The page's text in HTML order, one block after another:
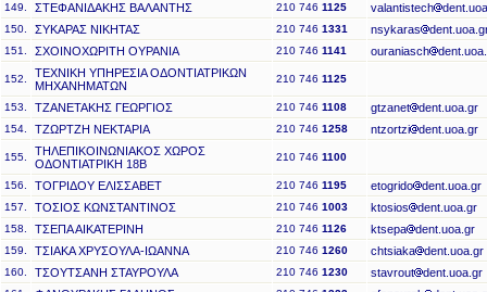
149. ΣΤΕΦΑΝΙΔΑΚΗΣ ΒΑΛΑΝΤΗΣ 210 746 1125 valantistech
150. ΣΥΚΑΡΑΣ ΝΙΚΗΤΑΣ 210 746 1331 nsykaras
151. ΣΧΟΙΝΟΧΩΡΙΤΗ ΟΥΡΑΝΙΑ 210 746 1141 ouraniasch
152.
ΤΕΧΝΙΚΗ ΥΠΗΡΕΣΙΑ ΟΔΟΝΤΙΑΤΡΙΚΩΝ
ΜΗΧΑΝΗΜΑΤΩΝ
210 746 1125
153. ΤΖΑΝΕΤΑΚΗΣ ΓΕΩΡΓΙΟΣ 210 746 1108 gtzanet dent.uoa.gr
154. ΤΖΩΡΤΖΗ ΝΕΚΤΑΡΙΑ 210 746 1258 ntzortzi dent.uoa.gr
155.
ΤΗΛΕΠΙΚΟΙΝΩΝΙΑΚΟΣ ΧΩΡΟΣ
ΟΔΟΝΤΙΑΤΡΙΚΗ 18Β
210 746 1100
156. ΤΟΓΡΙΔΟΥ ΕΛΙΣΣΑΒΕΤ 210 746 1195 etogrido dent.uoa.gr
157. ΤΟΣΙΟΣ ΚΩΝΣΤΑΝΤΙΝΟΣ 210 746 1003 ktosios dent.uoa.gr
158. ΤΣΕΠΑ ΑΙΚΑΤΕΡΙΝΗ 210 746 1126 ktsepa dent.uoa.gr
159. ΤΣΙΑΚΑ ΧΡΥΣΟΥΛΑ-ΙΩΑΝΝΑ 210 746 1260 chtsiaka dent.uoa.gr
160. ΤΣΟΥΤΣΑΝΗ ΣΤΑΥΡΟΥΛΑ 210 746 1230 stavrout dent.uoa.gr